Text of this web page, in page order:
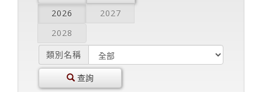
2026
2027
2028
類別名稱
查詢